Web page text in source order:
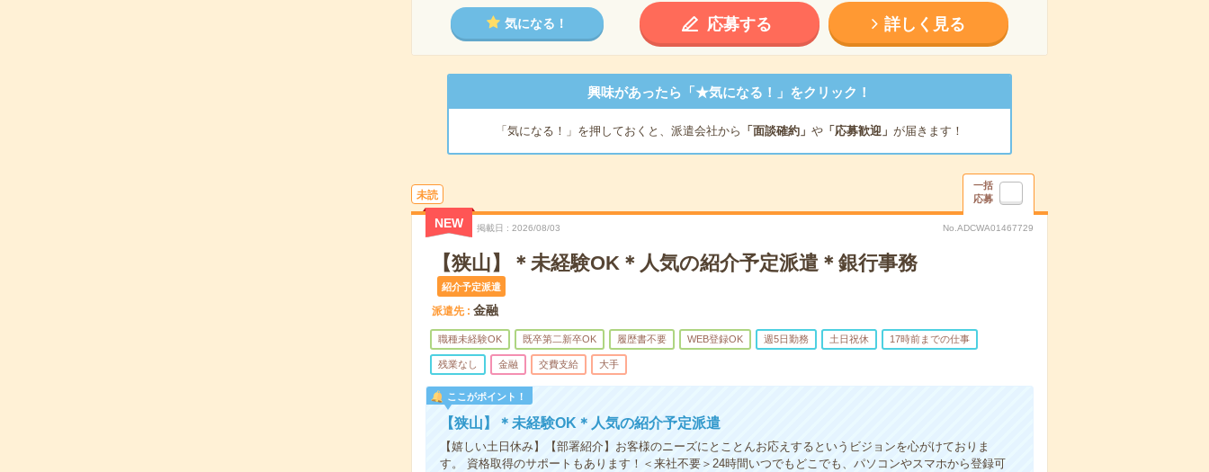
気になる！ 応募する 詳しく見る
興味があったら「★気になる！」をクリック！
「気になる！」を押しておくと、派遣会社から 「面談確約」 や「応募歓迎」 が届きます！
未読
一括
応募
NEW 掲載日 2026/08/03 No.ADCWA01467729
【狭山】＊未経験OK＊人気の紹介予定派遣＊銀行事務
紹介予定派遣
派遣先 金融
職種未経験OK 既卒第二新卒OK 履歴書不要 WEB登録OK 週5日勤務 土日祝休 17時前までの仕事
残業なし 金融 交費支給 大手
ここがポイント！
【狭山】＊未経験OK＊人気の紹介予定派遣
【嬉しい土日休み】【部署紹介】お客様のニーズにとことんお応えするというビジョンを心がけておりま
す。 資格取得のサポートもあります！＜来社不要＞24時間いつでもどこでも、パソコンやスマホから登録可